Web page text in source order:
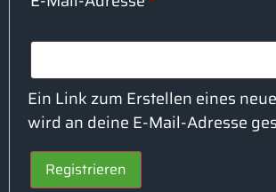
Ein Link zum Erstellen eines
wird an deine E-Mail-Adresse
Registrieren